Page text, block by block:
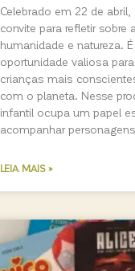
Celebrado em 22 de
convite para refletir sobre
humanidade e natureza.
oportunidade valiosa
crianças mais
com o planeta. Nesse
infantil ocupa um papel
acompanhar personagens
LEIA MAIS »